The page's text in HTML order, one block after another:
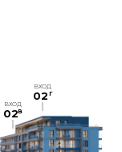
ВХОД
02В
ВХОД
02 Г